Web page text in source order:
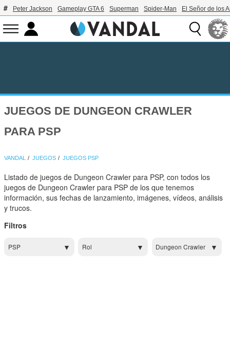
Peter Jackson Gameplay GTA 6 Superman Spider-Man El Señor de los
JUEGOS DE DUNGEON CRAWLER
PARA PSP
VANDAL JUEGOS JUEGOS PSP
Listado de juegos de Dungeon Crawler para PSP, con todos los
juegos de Dungeon Crawler para PSP de los que tenemos
información, sus fechas de lanzamiento, imágenes, vídeos, análisis
y trucos.
Filtros
PSP Rol Dungeon Crawler